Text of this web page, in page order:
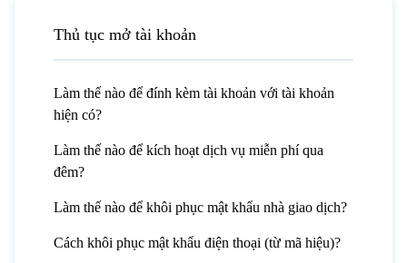
Thủ tục mở tài khoản
Làm thế nào để đính kèm tài khoản với tài khoản
hiện có?
Làm thế nào để kích hoạt dịch vụ miễn phí qua
đêm?
Làm thế nào để khôi phục mật khẩu nhà giao dịch?
Cách khôi phục mật khẩu điện thoại (từ mã hiệu)?